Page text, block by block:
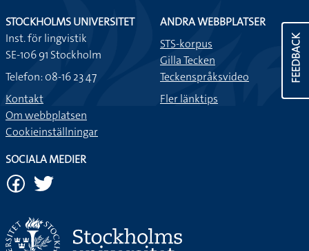
FEEDBACK
STOCKHOLMS UNIVERSITET
Inst. för lingvistik
SE-106 91 Stockholm
Telefon: 08-16 23 47
Kontakt
Om webbplatsen
Cookieinställningar
ANDRA WEBBPLATSER
STS-korpus
Gilla Tecken
Teckenspråksvideo
Fler länktips
SOCIALA MEDIER